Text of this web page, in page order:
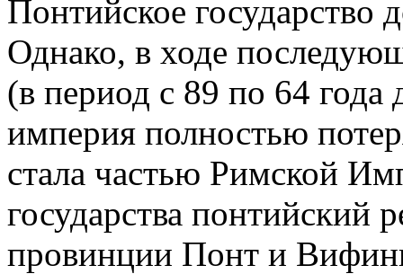
Понтийское государство
Однако, в ходе
(в период с 89 по 64
империя полностью
стала частью Римской
государства понтийский
провинции Понт и